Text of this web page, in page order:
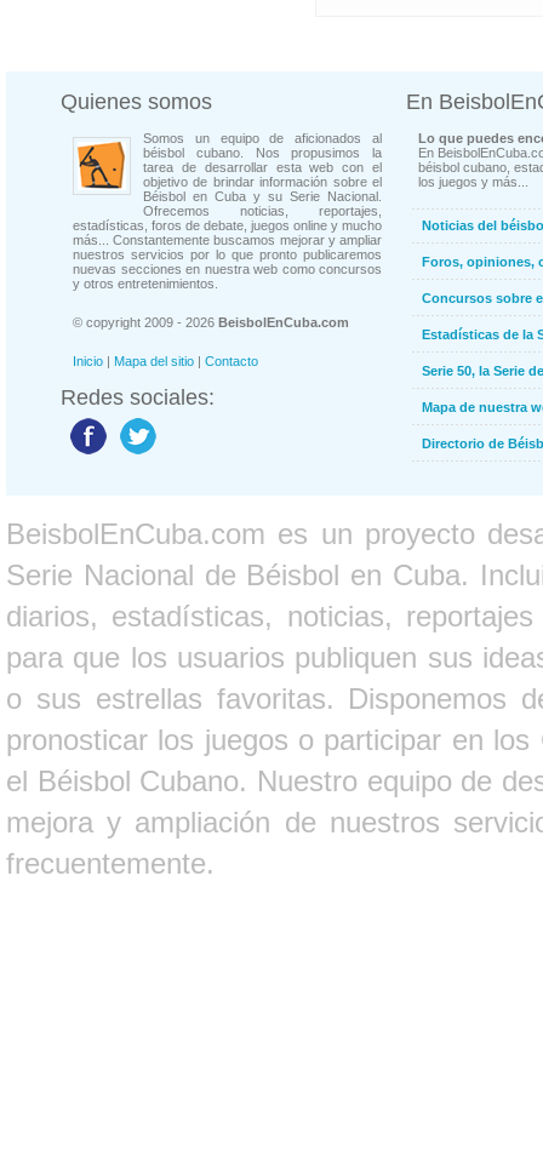
Quienes somos
Somos un equipo de aficionados al
béisbol cubano. Nos propusimos la
tarea de desarrollar esta web con el
objetivo de brindar información sobre el
Béisbol en Cuba y su Serie Nacional.
Ofrecemos noticias, reportajes,
estadísticas, foros de debate, juegos online y mucho
más... Constantemente buscamos mejorar y ampliar
nuestros servicios por lo que pronto publicaremos
nuevas secciones en nuestra web como concursos
y otros entretenimientos.
© copyright 2009 - 2026 BeisbolEnCuba.com
Inicio | Mapa del sitio | Contacto
Redes sociales:
En
Lo que puedes
En
béisbol cubano,
los juegos y más...
Noticias del
Foros, opiniones,
Concursos sobre
Estadísticas de la
Serie 50, la Serie
Mapa de nuestra
Directorio de
BeisbolEnCuba.com es un proyecto
Serie Nacional de Béisbol en Cuba.
diarios, estadísticas, noticias,
para que los usuarios publiquen sus
o sus estrellas favoritas. Disponemos
pronosticar los juegos o participar en
el Béisbol Cubano. Nuestro equipo de
mejora y ampliación de nuestros
frecuentemente.